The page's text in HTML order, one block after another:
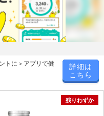
トに＞アプリで健
詳細は
こちら
残りわずか